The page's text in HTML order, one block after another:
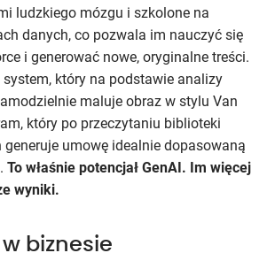
ludzkiego mózgu i szkolone na
danych, co pozwala im nauczyć się
i generować nowe, oryginalne treści.
który na podstawie analizy
maluje obraz w stylu Van
który po przeczytaniu biblioteki
umowę idealnie dopasowaną
To właśnie potencjał GenAI. Im więcej
wyniki.
biznesie